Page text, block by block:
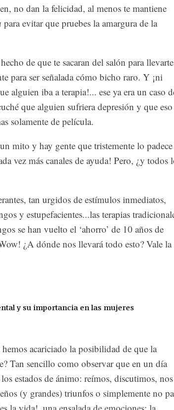
no dan la felicidad, al menos te mantiene
para evitar que pruebes la amargura de la
de que te sacaran del salón para llevarte
para ser señalada cómo bicho raro. Y ¡ni
alguien iba a terapia!... ese ya era un caso
que alguien sufriera depresión y que eso
solamente de película.
mito y hay gente que tristemente lo
vez más canales de ayuda! Pero, ¿y todos
tan urgidos de estímulos inmediatos,
y estupefacientes...las terapias
se han vuelto el ‘ahorro’ de 10 años de
¿A dónde nos llevará todo esto? Vale la
y su importancia en las mujeres
acariciado la posibilidad de que la
Tan sencillo como observar que en un día
estados de ánimo: reímos, discutimos, nos
(y grandes) triunfos o simplemente no